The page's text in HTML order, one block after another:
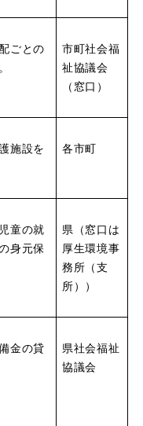
ごとの
市町社会福
祉協議会
（窓口）
施設を
各市町
童の就
身元保
県（窓口は
厚生環境事
務所（支
所））
金の貸
県社会福祉
協議会